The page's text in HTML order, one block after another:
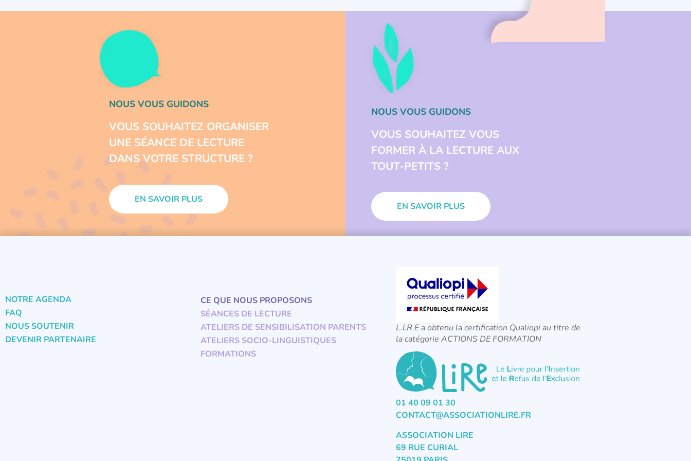
NOUS VOUS GUIDONS
VOUS SOUHAITEZ ORGANISER
UNE SÉANCE DE LECTURE
DANS VOTRE STRUCTURE ?
EN SAVOIR PLUS
NOUS VOUS GUIDONS
VOUS SOUHAITEZ VOUS
FORMER À LA LECTURE AUX
TOUT-PETITS ?
EN SAVOIR PLUS
NOTRE AGENDA
FAQ
NOUS SOUTENIR
DEVENIR PARTENAIRE
CE QUE NOUS PROPOSONS
SÉANCES DE LECTURE
ATELIERS DE SENSIBILISATION PARENTS
ATELIERS SOCIO-LINGUISTIQUES
FORMATIONS
L.I.R.E a obtenu la certification Qualiopi au titre de
la catégorie ACTIONS DE FORMATION
01 40 09 01 30
CONTACT@ASSOCIATIONLIRE.FR
ASSOCIATION LIRE
69 RUE CURIAL